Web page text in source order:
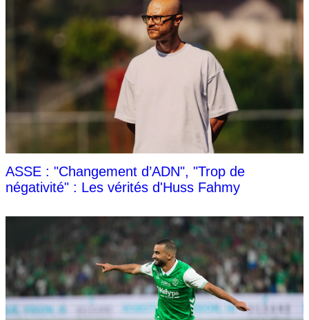
ASSE : "Changement d’ADN", "Trop de
négativité" : Les vérités d'Huss Fahmy